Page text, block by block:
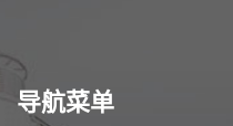
导航菜单